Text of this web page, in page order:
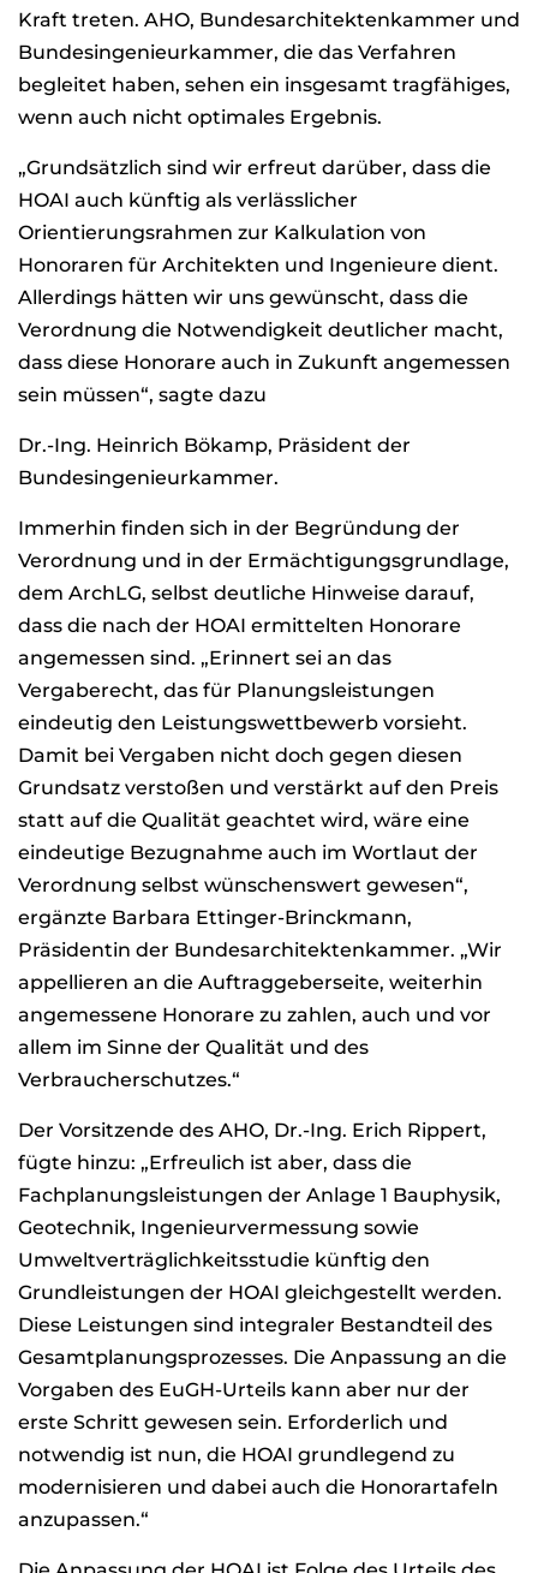
Kraft treten. AHO, Bundesarchitektenkammer und
Bundesingenieurkammer, die das Verfahren
begleitet haben, sehen ein insgesamt tragfähiges,
wenn auch nicht optimales Ergebnis.
„Grundsätzlich sind wir erfreut darüber, dass die
HOAI auch künftig als verlässlicher
Orientierungsrahmen zur Kalkulation von
Honoraren für Architekten und Ingenieure dient.
Allerdings hätten wir uns gewünscht, dass die
Verordnung die Notwendigkeit deutlicher macht,
dass diese Honorare auch in Zukunft angemessen
sein müssen“, sagte dazu
Dr.-Ing. Heinrich Bökamp, Präsident der
Bundesingenieurkammer.
Immerhin finden sich in der Begründung der
Verordnung und in der Ermächtigungsgrundlage,
dem ArchLG, selbst deutliche Hinweise darauf,
dass die nach der HOAI ermittelten Honorare
angemessen sind. „Erinnert sei an das
Vergaberecht, das für Planungsleistungen
eindeutig den Leistungswettbewerb vorsieht.
Damit bei Vergaben nicht doch gegen diesen
Grundsatz verstoßen und verstärkt auf den Preis
statt auf die Qualität geachtet wird, wäre eine
eindeutige Bezugnahme auch im Wortlaut der
Verordnung selbst wünschenswert gewesen“,
ergänzte Barbara Ettinger-Brinckmann,
Präsidentin der Bundesarchitektenkammer. „Wir
appellieren an die Auftraggeberseite, weiterhin
angemessene Honorare zu zahlen, auch und vor
allem im Sinne der Qualität und des
Verbraucherschutzes.“
Der Vorsitzende des AHO, Dr.-Ing. Erich Rippert,
fügte hinzu: „Erfreulich ist aber, dass die
Fachplanungsleistungen der Anlage 1 Bauphysik,
Geotechnik, Ingenieurvermessung sowie
Umweltverträglichkeitsstudie künftig den
Grundleistungen der HOAI gleichgestellt werden.
Diese Leistungen sind integraler Bestandteil des
Gesamtplanungsprozesses. Die Anpassung an die
Vorgaben des EuGH-Urteils kann aber nur der
erste Schritt gewesen sein. Erforderlich und
notwendig ist nun, die HOAI grundlegend zu
modernisieren und dabei auch die Honorartafeln
anzupassen.“